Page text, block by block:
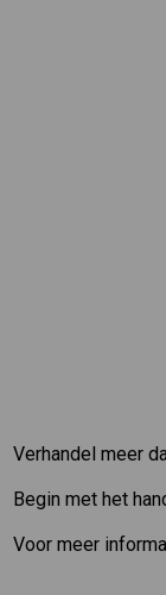
Verhandel meer
Begin met het
Voor meer